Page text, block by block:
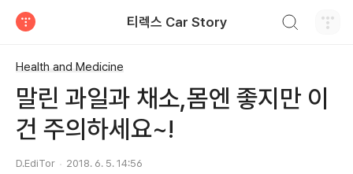
티렉스 Car Story
Health and Medicine
말린 과일과 채소,몸엔 좋지만 이
건 주의하세요~!
D.EdiTor 2018. 6. 5. 14:56